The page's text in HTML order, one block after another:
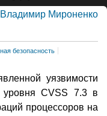
Владимир Мироненко
безопасность
уязвимости
уровня CVSS 7.3 в
процессоров на